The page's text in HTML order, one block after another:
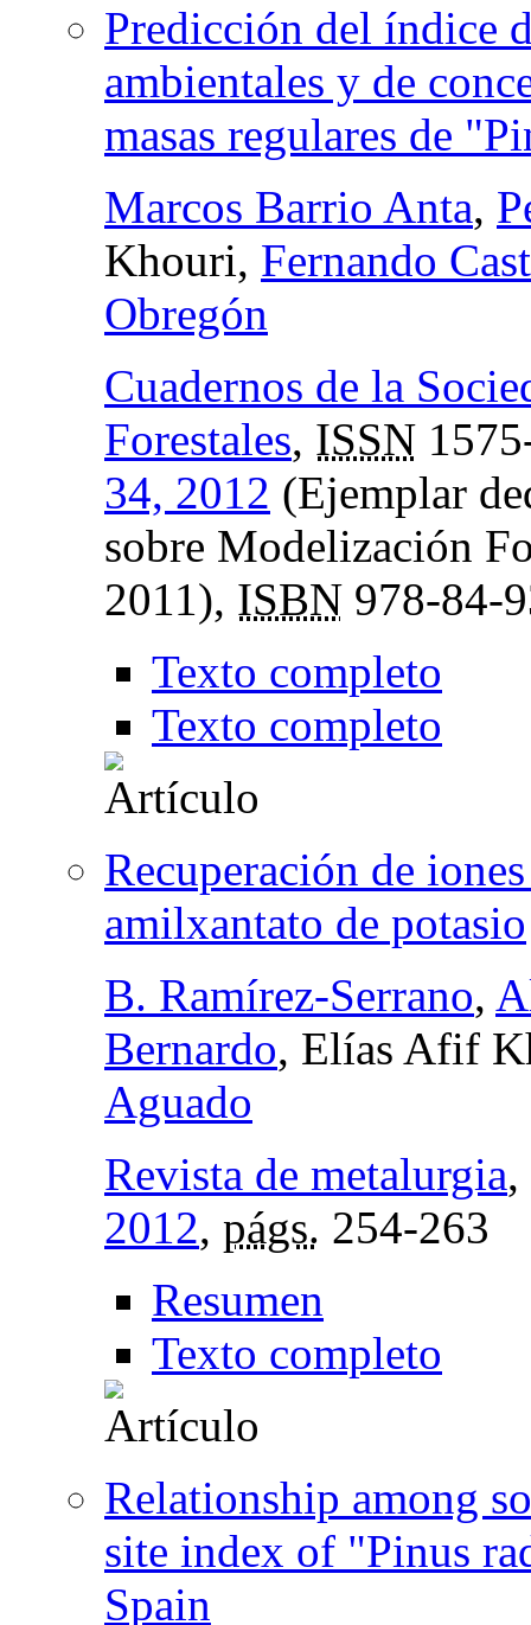
Predicción del índice
ambientales y de
masas regulares de
Marcos Barrio Anta,
Khouri, Fernando
Obregón
Cuadernos de la
Forestales, ISSN
34, 2012 (Ejemplar
sobre Modelización
2011), ISBN 978-84-
Texto completo
Texto completo
Recuperación de
amilxantato de potasio
B. Ramírez-Serrano,
Bernardo, Elías Afif
Aguado
Revista de metalurgia,
2012, págs. 254-263
Resumen
Texto completo
Relationship among
site index of "Pinus
Spain